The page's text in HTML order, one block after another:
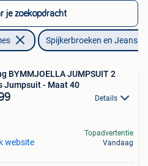
je zoekopdracht
Spijkerbroeken en Jeans
BYMMJOELLA JUMPSUIT 2
Jumpsuit - Maat 40
Details
website
Topadvertentie
Vandaag